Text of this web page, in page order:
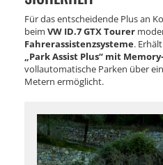
Für das entscheidende Plus an
beim VW ID.7 GTX Tourer
Fahrerassistenzsysteme.
„Park Assist Plus“ mit
vollautomatische Parken über
Metern ermöglicht.